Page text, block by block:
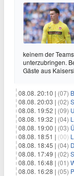
keinem der
unterzubringen.
Gäste aus
08.08. 20:10 | (07)
08.08. 20:03 | (02)
08.08. 19:52 | (09)
08.08. 19:32 | (04)
08.08. 19:00 | (03)
08.08. 18:51 | (00)
08.08. 18:45 | (04)
08.08. 17:49 | (02)
08.08. 16:48 | (01)
08.08. 16:28 | (05)